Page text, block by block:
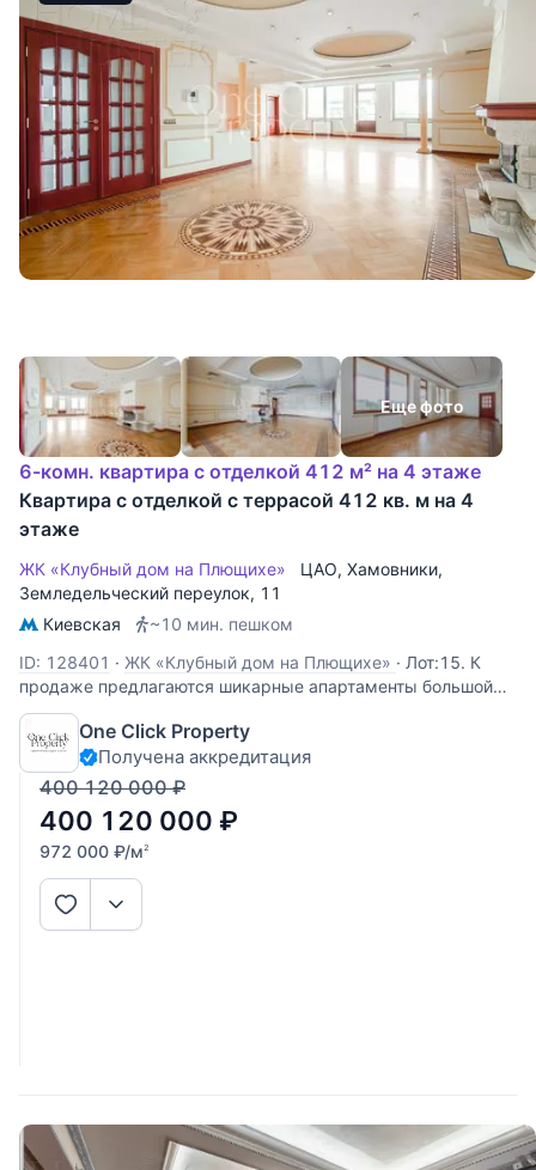
Еще фото
6-комн. квартира с отделкой 412 м² на 4 этаже
Квартира с отделкой с террасой 412 кв. м на 4
этаже
ЖК «Клубный дом на Плющихе» ЦАО, Хамовники,
Земледельческий переулок, 11
Киевская
~10 мин. пешком
ID: 128401 · ЖК «Клубный дом на Плющихе» · Лот:15. К
продаже предлагаются шикарные апартаменты большой
площади в клубном доме в престижном районе Москвы.
Планировкой предусмотрено: гостиная с действующим
камином, кухня с встроенной бытовой техникой,
пять комнат, четыре санузла, гардеробная,
One Click Property
Получена аккредитация
400 120 000 ₽
400 120 000 ₽
972 000 ₽/м2